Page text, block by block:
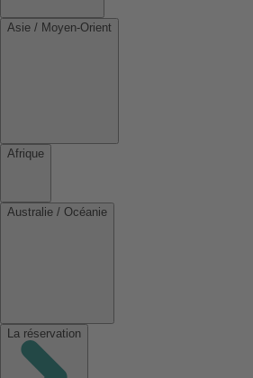
Asie / Moyen-Orient
Afrique
Australie / Océanie
La réservation